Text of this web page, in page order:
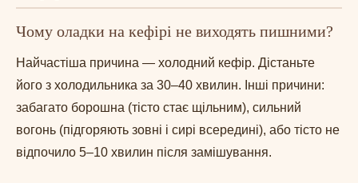
Чому оладки на кефірі не виходять пишними?
Найчастіша причина — холодний кефір. Дістаньте
його з холодильника за 30–40 хвилин. Інші причини:
забагато борошна (тісто стає щільним), сильний
вогонь (підгоряють зовні і сирі всередині), або тісто не
відпочило 5–10 хвилин після замішування.